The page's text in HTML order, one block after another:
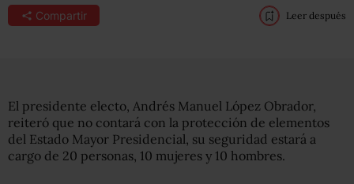
Compartir Leer después
El presidente electo, Andrés Manuel López Obrador,
reiteró que no contará con la protección de elementos
del Estado Mayor Presidencial, su seguridad estará a
cargo de 20 personas, 10 mujeres y 10 hombres.